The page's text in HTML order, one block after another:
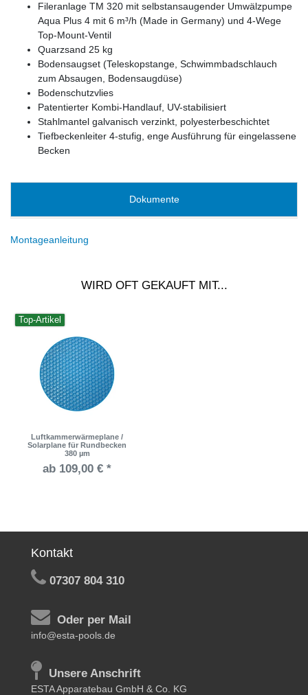
Fileranlage TM 320 mit selbstansaugender Umwälzpumpe
Aqua Plus 4 mit 6 m³/h (Made in Germany) und 4-Wege
Top-Mount-Ventil
Quarzsand 25 kg
Bodensaugset (Teleskopstange, Schwimmbadschlauch
zum Absaugen, Bodensaugdüse)
Bodenschutzvlies
Patentierter Kombi-Handlauf, UV-stabilisiert
Stahlmantel galvanisch verzinkt, polyesterbeschichtet
Tiefbeckenleiter 4-stufig, enge Ausführung für eingelassene
Becken
Dokumente
Montageanleitung
WIRD OFT GEKAUFT MIT...
Top-Artikel
Luftkammerwärmeplane /
Solarplane für Rundbecken
380 µm
ab 109,00 € *
Kontakt
07307 804 310
Oder per Mail
info@esta-pools.de
Unsere Anschrift
ESTA Apparatebau GmbH & Co. KG